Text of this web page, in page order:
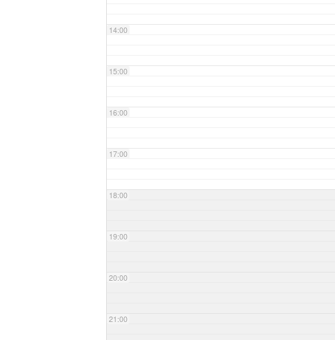
14:00
15:00
16:00
17:00
18:00
19:00
20:00
21:00